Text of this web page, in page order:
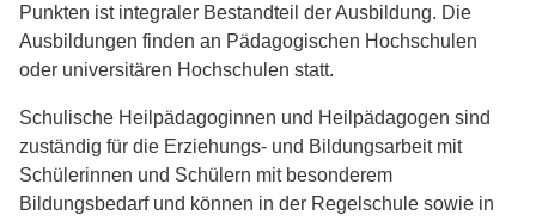
Punkten ist integraler Bestandteil der Ausbildung. Die
Ausbildungen finden an Pädagogischen Hochschulen
oder universitären Hochschulen statt.
Schulische Heilpädagoginnen und Heilpädagogen sind
zuständig für die Erziehungs- und Bildungsarbeit mit
Schülerinnen und Schülern mit besonderem
Bildungsbedarf und können in der Regelschule sowie in